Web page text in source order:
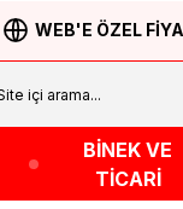
WEB'E ÖZEL
BİNEK VE
TİCARİ